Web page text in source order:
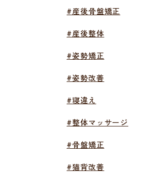
#産後骨盤矯正
#産後整体
#姿勢矯正
#姿勢改善
#寝違え
#整体マッサージ
#骨盤矯正
#猫背改善